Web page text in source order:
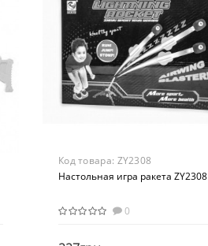
Материал
Пластик
Код товара: ZY2308
Настольная игра ракета ZY2308
0